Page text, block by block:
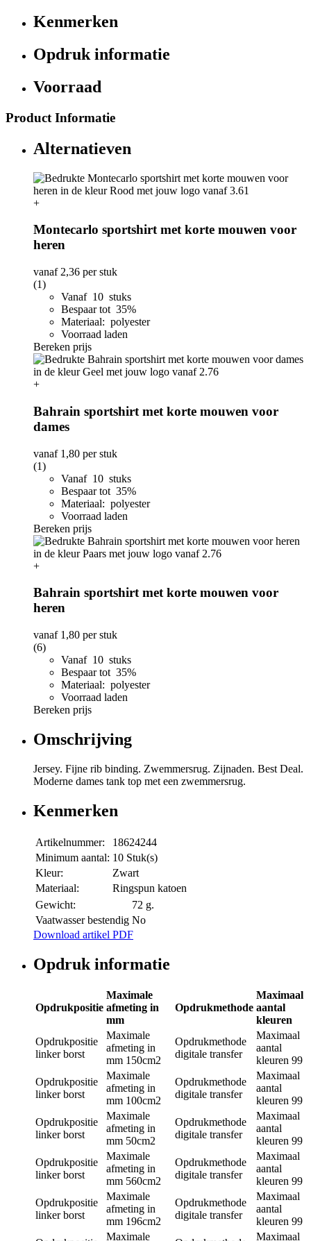
Kenmerken
Opdruk informatie
Voorraad
Product Informatie
Alternatieven
+
Montecarlo sportshirt met korte mouwen voor
heren
vanaf 2,36 per stuk
(1)
Vanaf 10 stuks
Bespaar tot 35%
Materiaal: polyester
Voorraad laden
Bereken prijs
+
Bahrain sportshirt met korte mouwen voor
dames
vanaf 1,80 per stuk
(1)
Vanaf 10 stuks
Bespaar tot 35%
Materiaal: polyester
Voorraad laden
Bereken prijs
+
Bahrain sportshirt met korte mouwen voor
heren
vanaf 1,80 per stuk
(6)
Vanaf 10 stuks
Bespaar tot 35%
Materiaal: polyester
Voorraad laden
Bereken prijs
Omschrijving
Jersey. Fijne rib binding. Zwemmersrug. Zijnaden. Best Deal.
Moderne dames tank top met een zwemmersrug.
Kenmerken
Artikelnummer:
18624244
Minimum aantal: 10 Stuk(s)
Kleur:
Zwart
Materiaal:
Ringspun katoen
Gewicht:
72 g.
Vaatwasser bestendig No
Download artikel PDF
Opdruk informatie
Opdrukpositie
Maximale
afmeting in
mm
Opdrukmethode
Maximaal
aantal
kleuren
Opdrukpositie
linker borst
Maximale
afmeting in
mm 150cm2
Opdrukmethode
digitale transfer
Maximaal
aantal
kleuren 99
Opdrukpositie
linker borst
Maximale
afmeting in
mm 100cm2
Opdrukmethode
digitale transfer
Maximaal
aantal
kleuren 99
Opdrukpositie
linker borst
Maximale
afmeting in
mm 50cm2
Opdrukmethode
digitale transfer
Maximaal
aantal
kleuren 99
Opdrukpositie
linker borst
Maximale
afmeting in
mm 560cm2
Opdrukmethode
digitale transfer
Maximaal
aantal
kleuren 99
Opdrukpositie
linker borst
Maximale
afmeting in
mm 196cm2
Opdrukmethode
digitale transfer
Maximaal
aantal
kleuren 99
Maximale
Maximaal